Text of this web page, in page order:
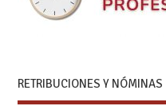
RETRIBUCIONES Y NÓMINAS